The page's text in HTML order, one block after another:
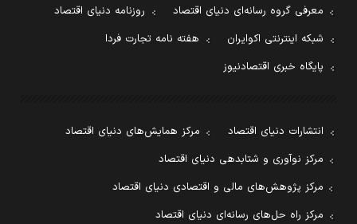
معرفی گروه رسانه‌ای دنیای اقتصاد
روزنامه دنیای اقتصاد
شبکه اینترنتی اکوایران
هفته نامه تجارت فردا
پایگاه خبری اقتصادنیوز
انتشارات دنیای اقتصاد
مرکز همایش‌های دنیای اقتصاد
مرکز نوآوری و شتابدهی دنیای اقتصاد
مرکز پژوهش‌های مالی و اقتصادی دنیای اقتصاد
مرکز راه حل‌های رسانه‌ای دنیای اقتصاد